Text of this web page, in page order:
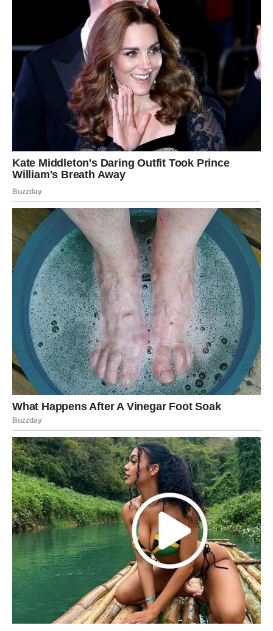
Društveni život – inspirativni
susreti
Strelčevi su znak koji voli ljude i društvene događaje.
Njihova energija često privlači zanimljive osobe i
inspirativne razgovore.
U narednim danima moguće je da ćete upoznati nekoga
ko će vas motivisati da razmišljate drugačije. To može biti
prijatelj, poslovni saradnik ili osoba koja donosi novu
perspektivu u vaš život.
Ponekad je dovoljan jedan susret da shvatimo da se pred
nama otvara potpuno novi put.
Unutrašnja snaga Strelca
Jedna od najvećih osobina Strelca je optimizam. Čak i
kada se suoči sa problemima, on veruje da će se stvari na
kraju rešiti.
Naredni dani mogu biti trenutak u kojem Strelac shvata
koliko je zapravo naučio iz prethodnih iskustava.
Možda ćete doneti odluku koja će promeniti pravac nekog
dela vašeg života. Možda ćete shvatiti da je vreme da
sledite svoje snove bez straha.
Poruka zvezda za Strelčeve
Zvezde vam u narednim danima šalju snažnu poruku:
Budite hrabri.
Vaša priroda je da istražujete, da idete napred i da